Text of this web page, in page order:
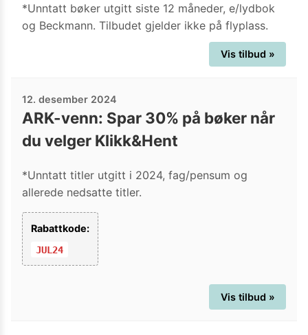
*Unntatt bøker utgitt siste 12 måneder, e/lydbok
og Beckmann. Tilbudet gjelder ikke på flyplass.
Vis tilbud »
12. desember 2024
ARK-venn: Spar 30% på bøker når
du velger Klikk&Hent
*Unntatt titler utgitt i 2024, fag/pensum og
allerede nedsatte titler.
Rabattkode:
JUL24
Vis tilbud »